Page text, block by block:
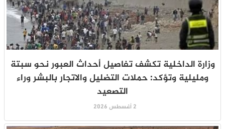
وزارة الداخلية تكشف تفاصيل أحداث العبور نحو سبتة
ومليلية وتؤكد: حملات التضليل والاتجار بالبشر وراء
التصعيد
2 أغسطس 2026